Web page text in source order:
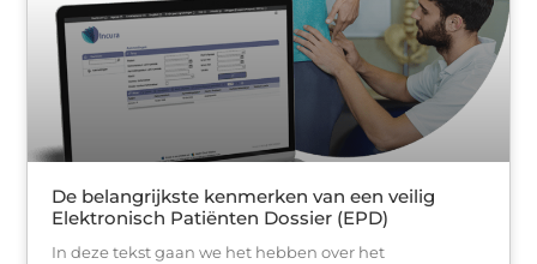
De belangrijkste kenmerken van een veilig
Elektronisch Patiënten Dossier (EPD)
In deze tekst gaan we het hebben over het